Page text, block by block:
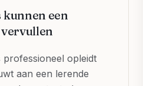
een
opleidt
aan een lerende